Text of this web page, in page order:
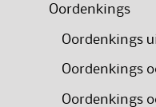
Oordenkings
Oordenkings
Oordenkings
Oordenkings